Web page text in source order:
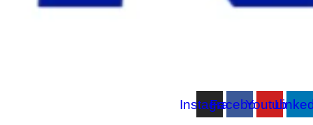
InstagramFacebookYoutube